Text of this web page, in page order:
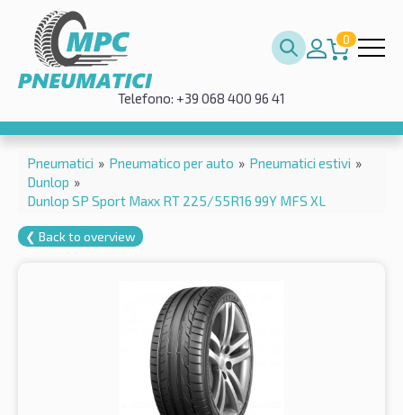
0
Telefono: +39 068 400 96 41
Pneumatici » Pneumatico per auto » Pneumatici estivi »
Dunlop »
Dunlop SP Sport Maxx RT 225/55R16 99Y MFS XL
❮ Back to overview